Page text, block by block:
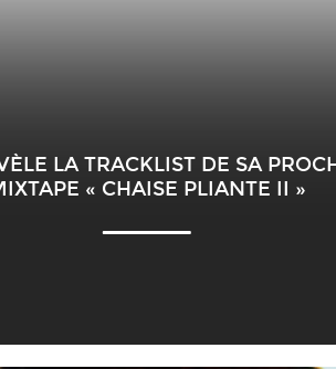
LA TRACKLIST DE SA
« CHAISE PLIANTE II »